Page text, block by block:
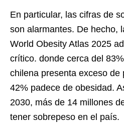
En particular, las cifras de
son alarmantes. De hecho,
World Obesity Atlas 2025
crítico. donde cerca del
chilena presenta exceso de
42% padece de obesidad.
2030, más de 14 millones
tener sobrepeso en el país.